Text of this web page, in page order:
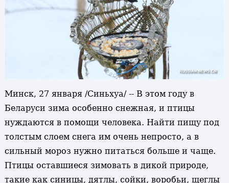
Минск, 27 января /Синьхуа/ -- В этом году в
Беларуси зима особенно снежная, и птицы
нуждаются в помощи человека. Найти пищу под
толстым слоем снега им очень непросто, а в
сильный мороз нужно питаться больше и чаще.
Птицы оставшиеся зимовать в дикой природе,
такие как синицы, дятлы, сойки, воробьи, щеглы